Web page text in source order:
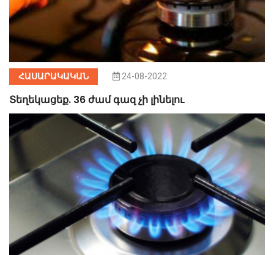
ՀԱՍԱՐԱԿԱԿԱՆ 24-08-2022
Տեղեկացեք. 36 ժամ գազ չի լինելու